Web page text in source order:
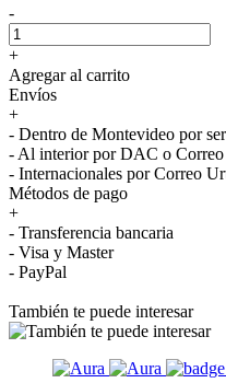
-
+
Agregar al carrito
Envíos
+
- Dentro de Montevideo por
- Al interior por DAC o
- Internacionales por Correo
Métodos de pago
+
- Transferencia bancaria
- Visa y Master
- PayPal
También te puede interesar